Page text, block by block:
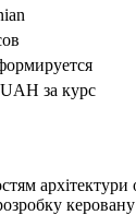
за курс
розробку